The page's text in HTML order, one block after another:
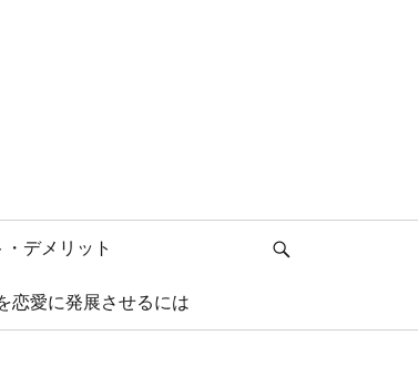
デメリット
恋愛に発展させるには